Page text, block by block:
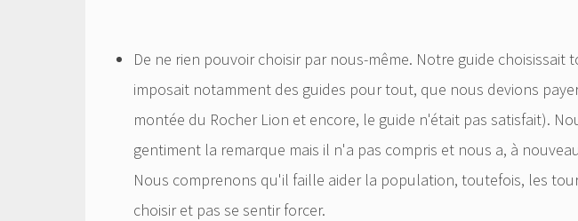
De ne rien pouvoir choisir par nous-même. Notre guide
imposait notamment des guides pour tout, que nous devions
montée du Rocher Lion et encore, le guide n'était pas satisfait).
gentiment la remarque mais il n'a pas compris et nous a, à
Nous comprenons qu'il faille aider la population, toutefois, les
choisir et pas se sentir forcer.